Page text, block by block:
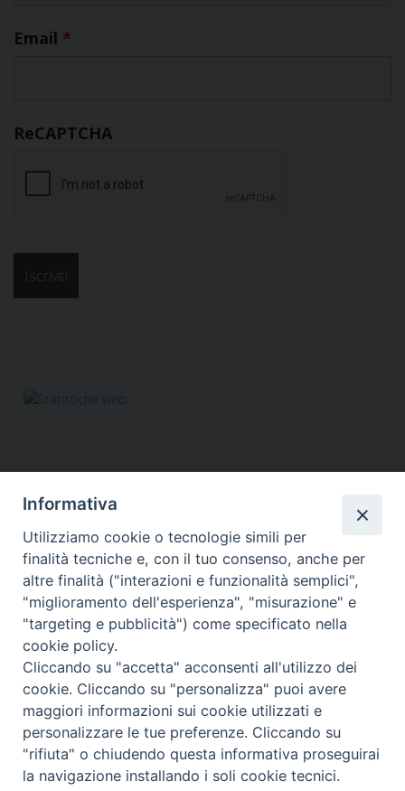
Email *
ReCAPTCHA
Responsabile segreteria organizzativa, tecnico, amministrativa,
comunicazione, grafica, social&web, Info in rete:
Fabiana Alario
Via Lungotevere dei Vallati, 10 - 00186 Roma
Tel. 3755457540
email: retinoperaroma@gmail.com-segreteria@retinopera.it
© Copyright 2012-2020
Informativa
Utilizziamo cookie o tecnologie simili per
finalità tecniche e, con il tuo consenso, anche per
altre finalità ("interazioni e funzionalità semplici",
"miglioramento dell'esperienza", "misurazione" e
"targeting e pubblicità") come specificato nella
cookie policy.
Cliccando su "accetta" acconsenti all'utilizzo dei
cookie. Cliccando su "personalizza" puoi avere
maggiori informazioni sui cookie utilizzati e
personalizzare le tue preferenze. Cliccando su
"rifiuta" o chiudendo questa informativa proseguirai
la navigazione installando i soli cookie tecnici.